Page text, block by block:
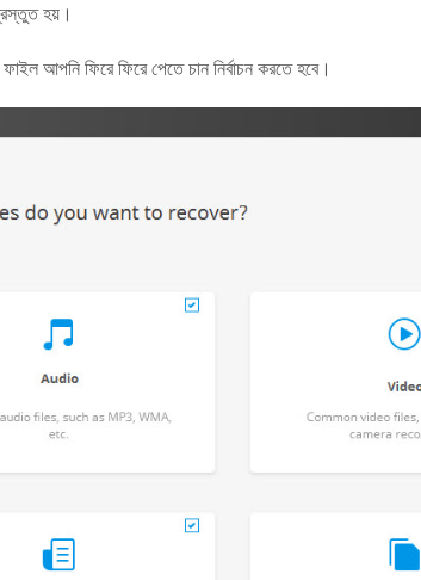
হয়।
আপনি ফিরে ফিরে পেতে চান নির্বাচন করতে হবে।